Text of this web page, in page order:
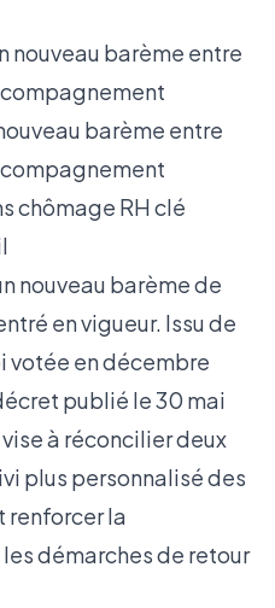
barème entre
chômage RH clé
nouveau barème de
en vigueur. Issu de
votée en décembre
publié le 30 mai
à réconcilier deux
plus personnalisé des
renforcer la
démarches de retour